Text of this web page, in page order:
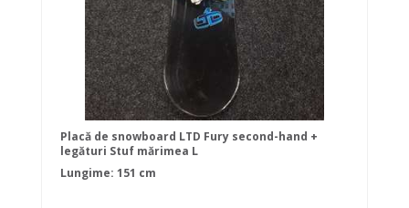
Placă de snowboard LTD Fury second-hand +
legături Stuf mărimea L
Lungime: 151 cm